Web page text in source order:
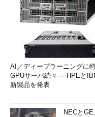
AI／ディープラーニングに特
GPUサーバ続々──HPEと
新製品を発表
NECと